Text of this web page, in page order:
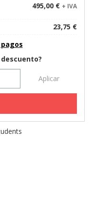
495,00 € + IVA
23,75 €
Aplicar